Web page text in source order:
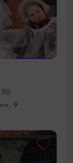
9